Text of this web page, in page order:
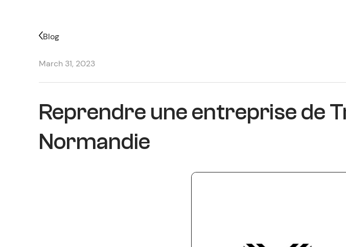
Blog
March 31, 2023
Reprendre une entreprise de
Normandie